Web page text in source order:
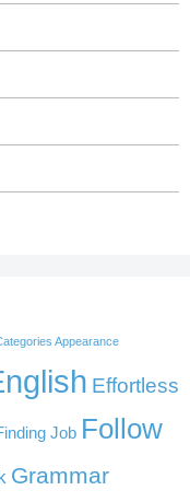
Appearance
Effortless
Job Follow
Grammar